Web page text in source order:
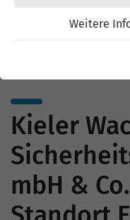
Weitere
Kieler
mbH &